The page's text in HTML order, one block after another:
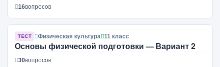
16вопросов
ТЕСТ Физическая культура 11 класс
Основы физической подготовки — Вариант 2
30вопросов